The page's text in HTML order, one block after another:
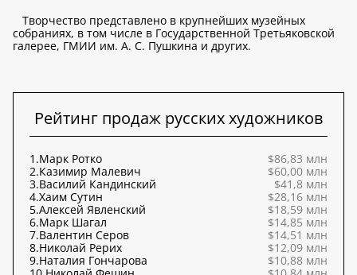
Творчество представлено в крупнейших музейных
собраниях, в том числе в Государственной Третьяковской
галерее, ГМИИ им. А. С. Пушкина и других.
Рейтинг продаж русских художников
1.Марк Ротко
$86,83 млн
2.Казимир Малевич
$60,00 млн
3.Василий Кандинский
$41,8 млн
4.Хаим Сутин
$28,16 млн
5.Алексей Явленский
$18,59 млн
6.Марк Шагал
$14,85 млн
7.Валентин Серов
$14,51 млн
8.Николай Рерих
$12,09 млн
9.Наталия Гончарова
$10,88 млн